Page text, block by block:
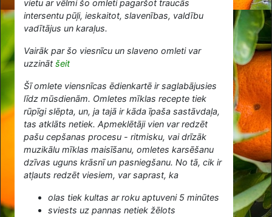
vietu ar vēlmi šo omleti pagaršot traucās
intersentu pūļi, ieskaitot, slavenības, valdību
vadītājus un karaļus.
Vairāk par šo viesnīcu un slaveno omleti var
uzzinātšeit
Šī omlete viensnīcas ēdienkartē ir saglabājusies
līdz mūsdienām. Omletes mīklas recepte tiek
rūpīgi slēpta, un, ja tajā ir kāda īpaša sastāvdaļa,
tas atklāts netiek. Apmeklētāji vien var redzēt
pašu cepšanas procesu - ritmisku, vai drīzāk
muzikālu mīklas maisīšanu, omletes karsēšanu
dzīvas uguns krāsnī un pasniegšanu. No tā, cik ir
atļauts redzēt viesiem, var saprast, ka
olas tiek kultas ar roku aptuveni 5 minūtes
sviests uz pannas netiek žēlots